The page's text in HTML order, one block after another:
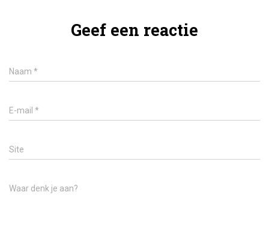
Geef een reactie
Naam *
E-mail *
Site
Waar denk je aan?